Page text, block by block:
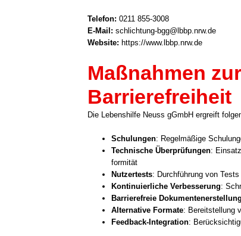
Tele­fon: 0211 855‑3008
E‑Mail: schlichtung-bgg@lbbp.nrw.de
Web­site: https://www.lbbp.nrw.de
Maßnahmen
Barrierefreiheit
Die Lebens­hil­fe Neuss gGmbH ergreift
Schu­lun­gen: Regel­mä­ßi­ge
Tech­ni­sche Über­prü­fun­gen:
for­mi­tät
Nut­zer­tests: Durch­füh­rung von
Kon­ti­nu­ier­li­che Ver­bes­se­rung:
Bar­rie­re­freie Doku­men­ten­er­stel­lung
Alter­na­ti­ve For­ma­te: Bereit­stel­lung
Feedback-Integration: